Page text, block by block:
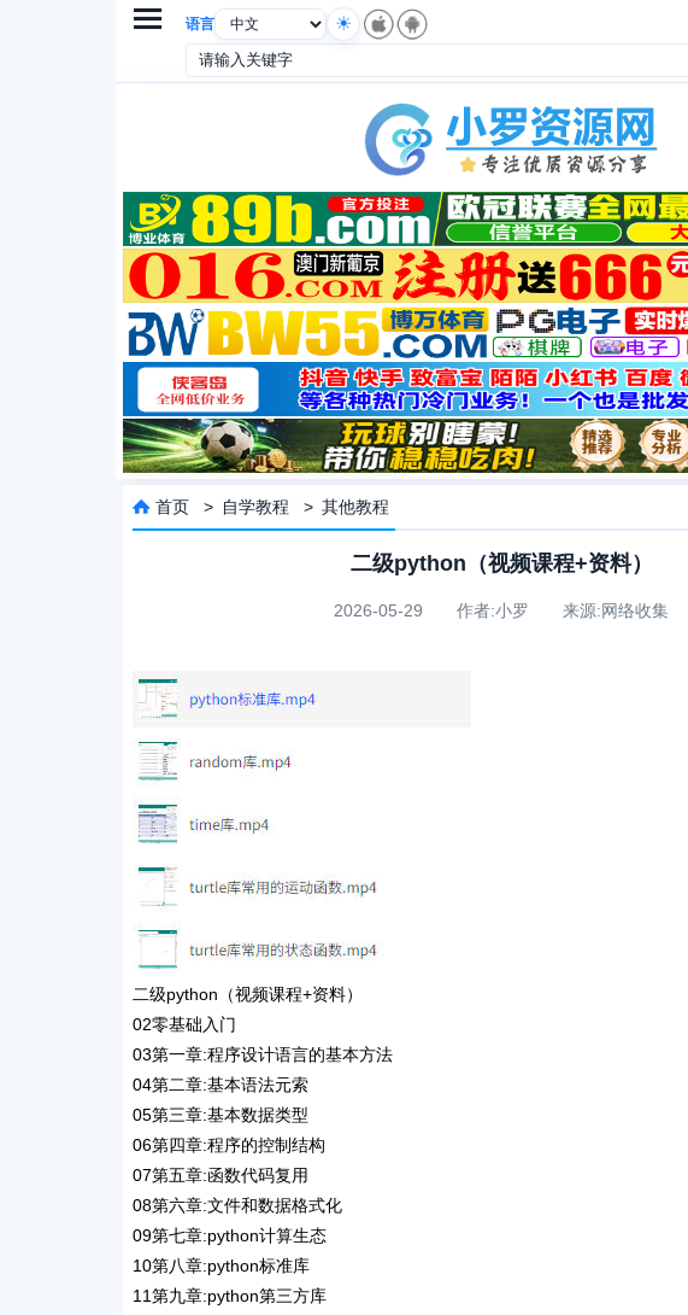
语言

 首页 > 自学教程 >其他教程
二级python（视频课程+资料）
2026-05-29 作者:小罗 来源:网络收集
二级python（视频课程+资料）
02零基础入门
03第一章:程序设计语言的基本方法
04第二章:基本语法元索
05第三章:基本数据类型
06第四章:程序的控制结构
07第五章:函数代码复用
08第六章:文件和数据格式化
09第七章:python计算生态
10第八章:python标准库
11第九章:python第三方库